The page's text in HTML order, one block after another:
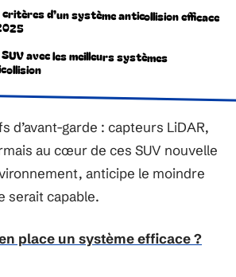
d’un système anticollision efficace
avec les meilleurs systèmes
garde : capteurs LiDAR,
au cœur de ces SUV nouvelle
anticipe le moindre
serait capable.
place un système efficace ?